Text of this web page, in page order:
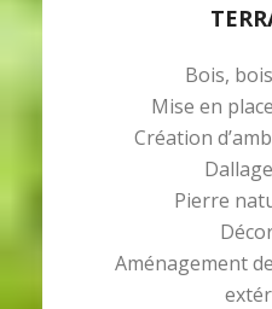
Bois,
Mise en
Création
Pierre
Aménagement